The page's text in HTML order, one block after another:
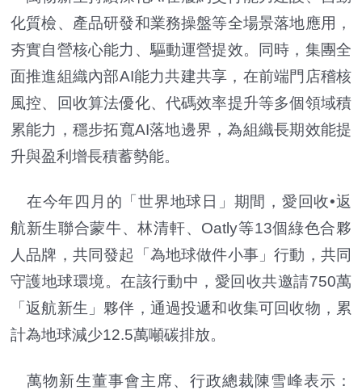
化質檢、產品研發和業務操盤等全場景落地應用，
夯實自營核心能力、驅動運營提效。同時，集團全
面推進組織內部AI能力共建共享，在前端門店稽核
風控、回收算法優化、代碼效率提升等多個領域積
累能力，穩步拓寬AI落地邊界，為組織長期效能提
升與盈利增長積蓄勢能。
在今年四月的「世界地球日」期間，愛回收•返
航新生聯合蒙牛、林清軒、Oatly等13個綠色合夥
人品牌，共同發起「為地球做件小事」行動，共同
守護地球環境。在該行動中，愛回收共邀請750萬
「返航新生」夥伴，通過投遞和收集可回收物，累
計為地球減少12.5萬噸碳排放。
萬物新生董事會主席、行政總裁陳雪峰表示：